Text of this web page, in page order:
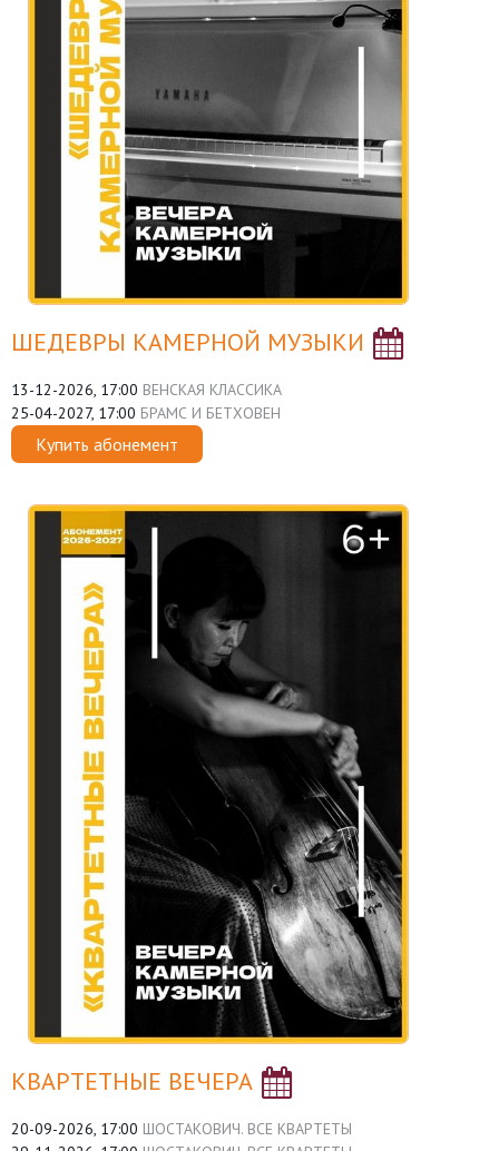
ШЕДЕВРЫ КАМЕРНОЙ МУЗЫКИ
13-12-2026, 17:00 ВЕНСКАЯ КЛАССИКА
25-04-2027, 17:00 БРАМС И БЕТХОВЕН
Купить абонемент
КВАРТЕТНЫЕ ВЕЧЕРА
20-09-2026, 17:00 ШОСТАКОВИЧ. ВСЕ КВАРТЕТЫ